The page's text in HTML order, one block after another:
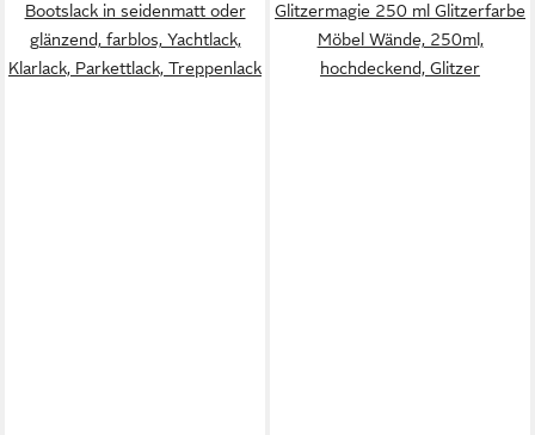
Bootslack in seidenmatt oder
glänzend, farblos, Yachtlack,
Klarlack, Parkettlack, Treppenlack
Glitzermagie 250 ml Glitzerfarbe
Möbel Wände, 250ml,
hochdeckend, Glitzer